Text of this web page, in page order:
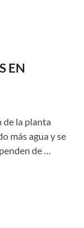
EN
de la planta
más agua y se
de …